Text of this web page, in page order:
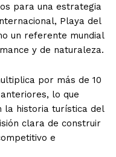
para una estrategia
Playa del
un referente mundial
y de naturaleza.
por más de 10
lo que
la historia turística del
clara de construir
e